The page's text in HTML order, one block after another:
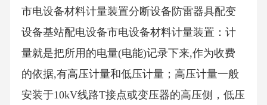
市电设备材料计量装置分断设备防雷器具配变
设备基站配电设备市电设备材料计量装置：计
量就是把所用的电量(电能)记录下来,作为收费
的依据,有高压计量和低压计量；高压计量一般
安装于10kV线路T接点或变压器的高压侧，低压